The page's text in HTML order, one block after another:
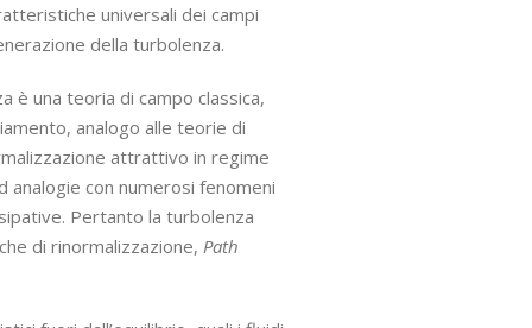
universali dei campi
della turbolenza.
è una teoria di campo classica,
analogo alle teorie di
attrattivo in regime
analogie con numerosi fenomeni
Pertanto la turbolenza
di rinormalizzazione, Path